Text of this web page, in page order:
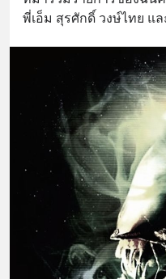
พี่เอ็ม สุรศักดิ์ วงษ์ไทย แ